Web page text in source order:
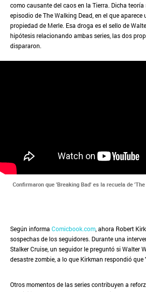
como causante del caos en la Tierra. Dicha
episodio de The Walking Dead, en el que
propiedad de Merle. Esa droga es el sello de
hipótesis relacionando ambas series, las dos
dispararon.
Confirmaron que 'Breaking Bad' es la recuela de
Según informa Comicbook.com , ahora Robert
sospechas de los seguidores. Durante una
Stalker Cruise, un seguidor le preguntó si Walter
desastre zombie, a lo que Kirkman respondió
Otros momentos de las series contribuyen a